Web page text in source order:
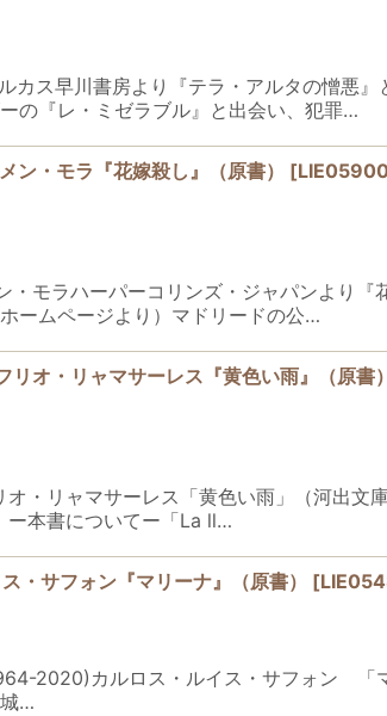
カス早川書房より『テラ・アルタの憎悪
の『レ・ミゼラブル』と出会い、犯罪…
ン・モラ『花嫁殺し』（原書） [
・モラハーパーコリンズ・ジャパンより
ームページより）マドリードの公…
オ・リャマサーレス『黄色い雨』（原書）
・リャマサーレス「黄色い雨」（河出文
ー本書についてー「La ll…
・サフォン『マリーナ』（原書） [
2020)カルロス・ルイス・サフォン 「
…